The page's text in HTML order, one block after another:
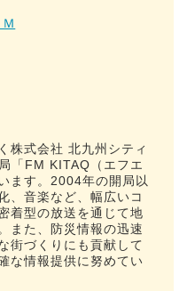
株式会社 北九州シティ
「FM KITAQ（エフエ
ます。2004年の開局以
、音楽など、幅広いコ
着型の放送を通じて地
また、防災情報の迅速
街づくりにも貢献して
な情報提供に努めてい